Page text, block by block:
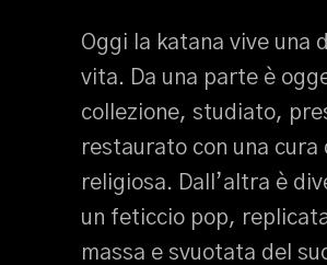
Oggi la katana vive una
vita. Da una parte è
collezione, studiato,
restaurato con una cura
religiosa. Dall’altra è
un feticcio pop,
massa e svuotata del